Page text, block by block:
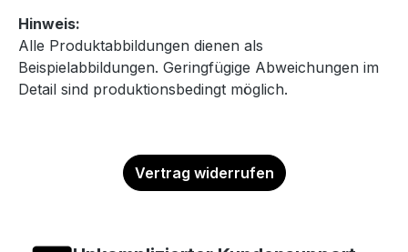
Hinweis:
Alle Produktabbildungen dienen als
Beispielabbildungen. Geringfügige Abweichungen im
Detail sind produktionsbedingt möglich.
Vertrag widerrufen